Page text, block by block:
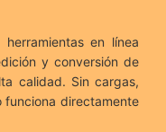
en línea
y conversión de
calidad. Sin cargas,
directamente